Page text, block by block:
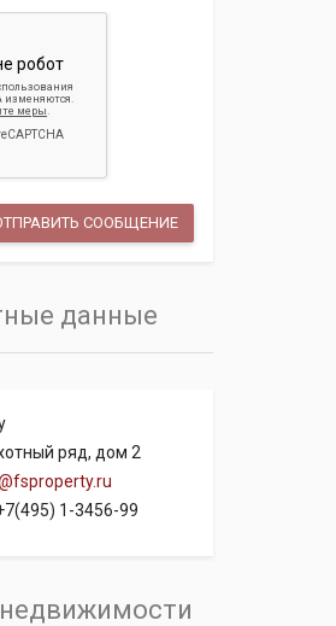
данные
ряд, дом 2
1-3456-99